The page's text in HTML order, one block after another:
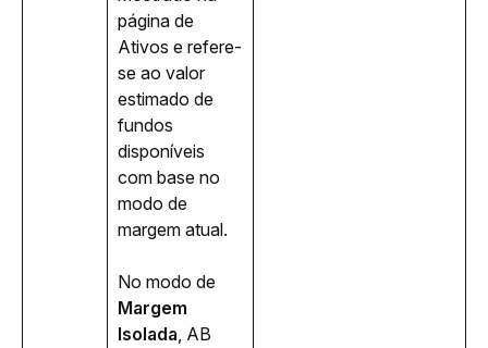
página de
Ativos e refere-
se ao valor
estimado de
fundos
disponíveis
com base no
modo de
margem atual.
Margem
Isolada, AB